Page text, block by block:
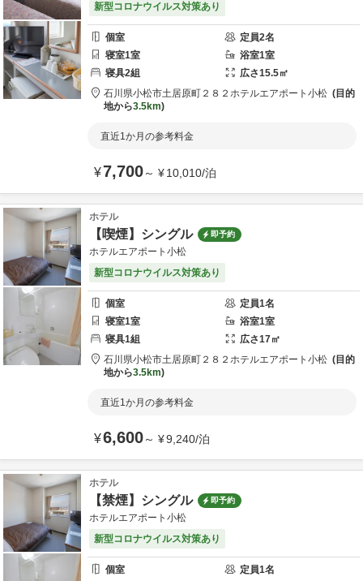
新型コロナウイルス対策あり
個室 定員2名
寝室1室 浴室1室
寝具2組 広さ15.5㎡
石川県小松市土居原町２８２ ホテルエアポート小松
目的
地から3.5km
直近1か月の参考料金
¥7,700～ ¥10,010/泊
ホテル
【喫煙】シングル 即予約
ホテルエアポート小松
新型コロナウイルス対策あり
個室 定員1名
寝室1室 浴室1室
寝具1組 広さ17㎡
石川県小松市土居原町２８２ ホテルエアポート小松
目的
地から3.5km
直近1か月の参考料金
¥6,600～ ¥9,240/泊
ホテル
【禁煙】シングル 即予約
ホテルエアポート小松
新型コロナウイルス対策あり
個室 定員1名